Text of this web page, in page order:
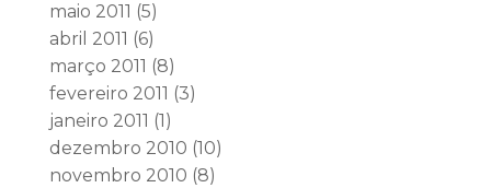
maio 2011 (5)
abril 2011 (6)
março 2011 (8)
fevereiro 2011 (3)
janeiro 2011 (1)
dezembro 2010 (10)
novembro 2010 (8)